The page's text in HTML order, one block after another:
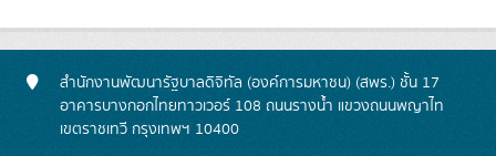
สำนักงานพัฒนารัฐบาลดิจิทัล (องค์การมหาชน) (สพร.) ชั้น 17
อาคารบางกอกไทยทาวเวอร์ 108 ถนนรางน้ำ แขวงถนนพญาไท
เขตราชเทวี กรุงเทพฯ 10400